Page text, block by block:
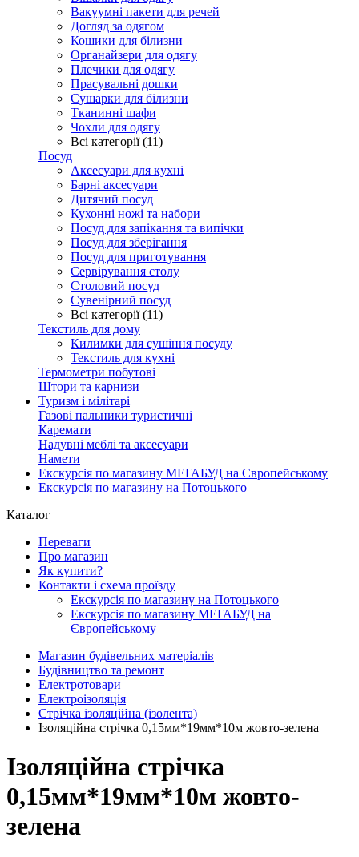
Вакуумні пакети для речей
Догляд за одягом
Кошики для білизни
Органайзери для одягу
Плечики для одягу
Прасувальні дошки
Сушарки для білизни
Тканинні шафи
Чохли для одягу
Всі категорії (11)
Посуд
Аксесуари для кухні
Барні аксесуари
Дитячий посуд
Кухонні ножі та набори
Посуд для запікання та випічки
Посуд для зберігання
Посуд для приготування
Сервірування столу
Столовий посуд
Сувенірний посуд
Всі категорії (11)
Текстиль для дому
Килимки для сушіння посуду
Текстиль для кухні
Термометри побутові
Штори та карнизи
Туризм і мілітарі
Газові пальники туристичні
Каремати
Надувні меблі та аксесуари
Намети
Екскурсія по магазину МЕГАБУД на Європейському
Екскурсія по магазину на Потоцького
Каталог
Переваги
Про магазин
Як купити?
Контакти і схема проїзду
Екскурсія по магазину на Потоцького
Екскурсія по магазину МЕГАБУД на
Європейському
Магазин будівельних матеріалів
Будівництво та ремонт
Електротовари
Електроізоляція
Стрічка ізоляційна (ізолента)
Ізоляційна стрічка 0,15мм*19мм*10м жовто-зелена
Ізоляційна стрічка
0,15мм*19мм*10м жовто-
зелена